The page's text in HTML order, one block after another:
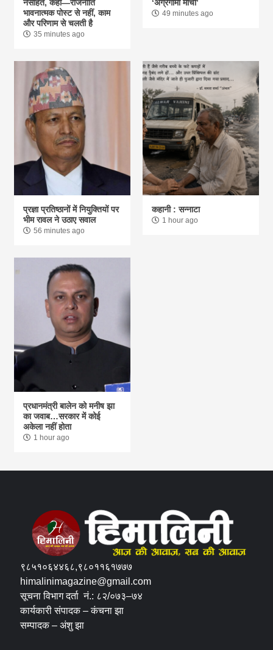
नसीहत, कहा—राजनीति
भावनात्मक पोस्ट से नहीं, काम
और परिणाम से चलती है
35 minutes ago
‘अग्रगामी मोर्चा’
49 minutes ago
प्रज्ञा प्रतिष्ठानों में नियुक्तियों पर
भीम रावल ने उठाए सवाल
56 minutes ago
कहानी : सन्नाटा
1 hour ago
प्रधानमंत्री बालेन को मनीष झा
का जवाब…सरकार में कोई
अकेला नहीं होता
1 hour ago
९८५१०६४४६८,९८०११६१७७७
himalinimagazine@gmail.com
सूचना विभाग दर्ता नं.: ८२/०७३–७४
कार्यकारी संपादक – कंचना झा
सम्पादक – अंशु झा